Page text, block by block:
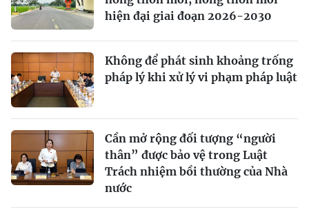
hiện đại giai đoạn 2026-2030
Không để phát sinh khoảng trống
pháp lý khi xử lý vi phạm pháp luật
Cần mở rộng đối tượng “người
thân” được bảo vệ trong Luật
Trách nhiệm bồi thường của Nhà
nước